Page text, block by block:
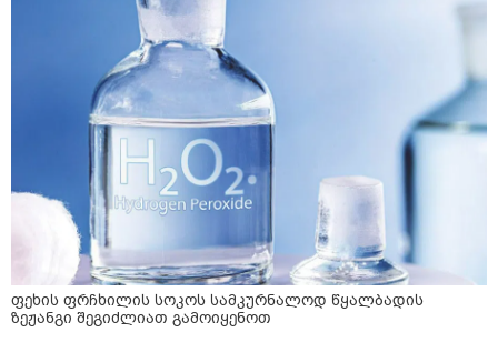
ფეხის ფრჩხილის სოკოს სამკურნალოდ წყალბადის
ზეჟანგი შეგიძლიათ გამოიყენოთ